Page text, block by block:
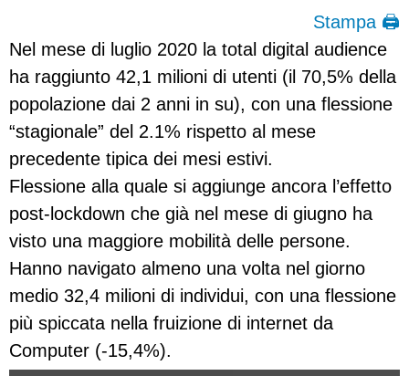
Stampa 🖨
Nel mese di luglio 2020 la total digital audience
ha raggiunto 42,1 milioni di utenti (il 70,5% della
popolazione dai 2 anni in su), con una flessione
“stagionale” del 2.1% rispetto al mese
precedente tipica dei mesi estivi.
Flessione alla quale si aggiunge ancora l’effetto
post-lockdown che già nel mese di giugno ha
visto una maggiore mobilità delle persone.
Hanno navigato almeno una volta nel giorno
medio 32,4 milioni di individui, con una flessione
più spiccata nella fruizione di internet da
Computer (-15,4%).